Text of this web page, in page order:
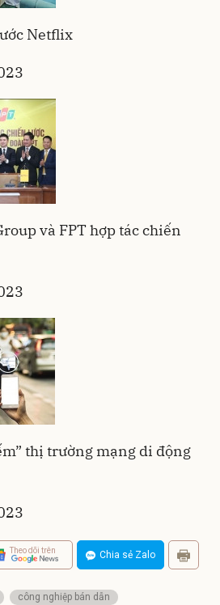
Netflix
và FPT hợp tác chiến
thị trường mạng di động
Theo dõi trên Chia sẻ Zalo
công nghiệp bán dẫn